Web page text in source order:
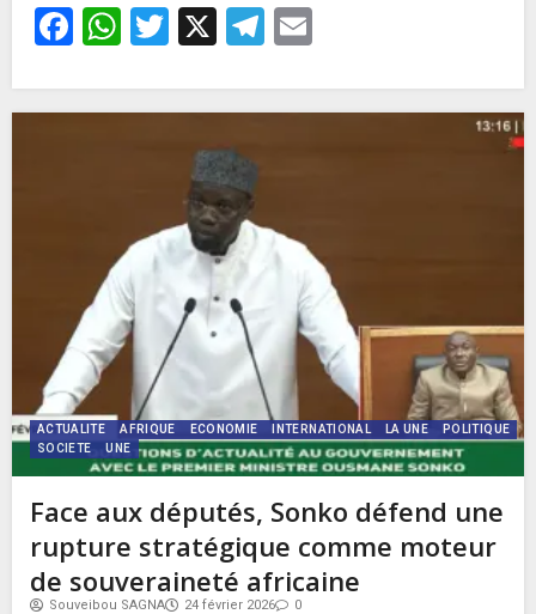
Facebook
WhatsApp
Twitter
X Telegram
ACTUALITE AFRIQUE ECONOMIE INTERNATIONAL LA UNE
POLITIQUE
SOCIETE
UNE
Face aux députés, Sonko défend une
rupture stratégique comme moteur
de souveraineté africaine
Souveibou SAGNA 24 février 2026 0